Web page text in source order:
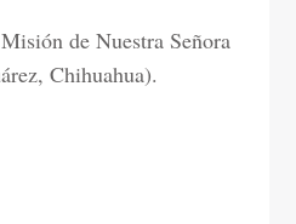
de Nuestra Señora
Chihuahua).